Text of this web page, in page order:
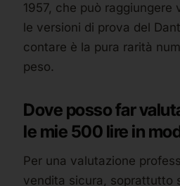
1957, che può raggiungere
le versioni di prova del
contare è la pura rarità
peso.
Dove posso far
le mie 500 lire in
Per una valutazione
vendita sicura, soprattutto